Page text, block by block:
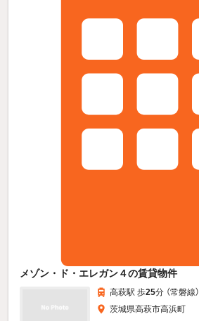
メゾン・ド・エレガン４の賃貸物件
高萩駅 歩25分 （常磐線）
茨城県高萩市高浜町